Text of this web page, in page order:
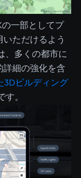
一部としてプ
ただけるよう
、多くの都市に
詳細の強化を含
3Dビルディング
す。